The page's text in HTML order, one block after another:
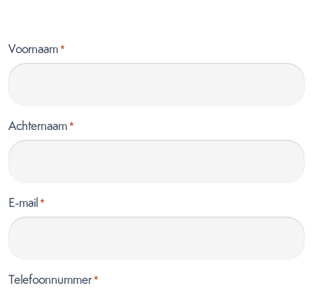
Voornaam *
Achternaam *
E-mail *
Telefoonnummer *